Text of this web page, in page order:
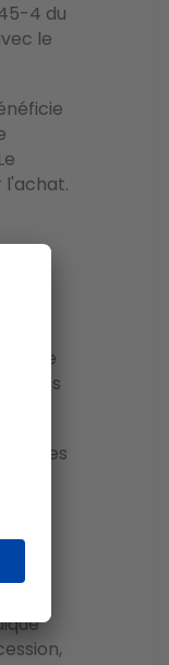
4 du
le
l'achat.
des
: